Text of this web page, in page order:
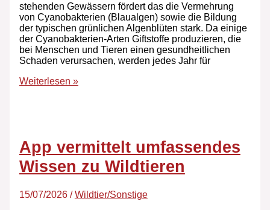
stehenden Gewässern fördert das die Vermehrung
von Cyanobakterien (Blaualgen) sowie die Bildung
der typischen grünlichen Algenblüten stark. Da einige
der Cyanobakterien-Arten Giftstoffe produzieren, die
bei Menschen und Tieren einen gesundheitlichen
Schaden verursachen, werden jedes Jahr für
Weiterlesen »
App vermittelt umfassendes
Wissen zu Wildtieren
15/07/2026 /Wildtier/Sonstige